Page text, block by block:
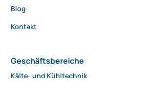
Blog
Kontakt
Geschäftsbereiche
Kälte- und Kühltechnik